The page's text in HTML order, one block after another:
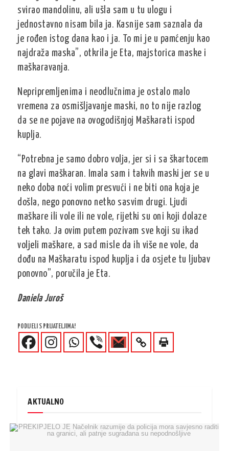
svirao mandolinu, ali ušla sam u tu ulogu i
jednostavno nisam bila ja. Kasnije sam saznala da
je rođen istog dana kao i ja. To mi je u pamćenju kao
najdraža maska”, otkrila je Eta, majstorica maske i
maškaravanja.
Nepripremljenima i neodlučnima je ostalo malo
vremena za osmišljavanje maski, no to nije razlog
da se ne pojave na ovogodišnjoj Maškarati ispod
kuplja.
“Potrebna je samo dobro volja, jer si i sa škartocem
na glavi maškaran. Imala sam i takvih maski jer se u
neko doba noći volim presvući i ne biti ona koja je
došla, nego ponovno netko sasvim drugi. Ljudi
maškare ili vole ili ne vole, rijetki su oni koji dolaze
tek tako. Ja ovim putem pozivam sve koji su ikad
voljeli maškare, a sad misle da ih više ne vole, da
dođu na Maškaratu ispod kuplja i da osjete tu ljubav
ponovno”, poručila je Eta.
Daniela Juroš
PODIJELI S PRIJATELJIMA!
AKTUALNO